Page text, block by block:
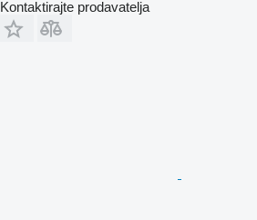
Kontaktirajte prodavatelja